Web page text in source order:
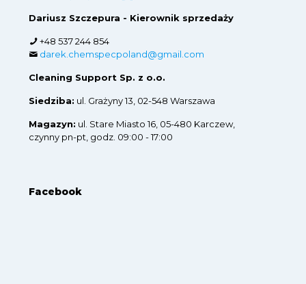
Dariusz Szczepura - Kierownik sprzedaży
+48 537 244 854
darek.chemspecpoland@gmail.com
Cleaning Support Sp. z o.o.
Siedziba: ul. Grażyny 13, 02-548 Warszawa
Magazyn: ul. Stare Miasto 16, 05-480 Karczew,
czynny pn-pt, godz. 09:00 - 17:00
Facebook